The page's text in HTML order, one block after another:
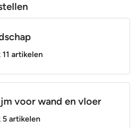
11 artikelen
voor wand en vloer
5 artikelen